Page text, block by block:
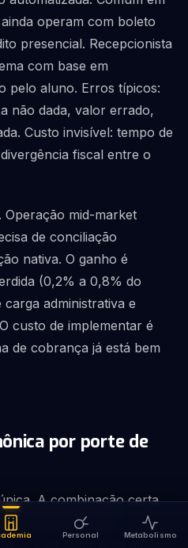
operam com boleto
presencial. Recepcionista
com base em
pelo aluno. Erros típicos:
não dada, valor errado,
Custo invisível: tempo de
fiscal entre o
Operação mid-market
de conciliação
nativa. O ganho é
(0,2% a 0,8% do
administrativa e
custo de implementar é
de cobrança já está bem
por porte de
A combinação certa
do porte da
Personal Metabolismo